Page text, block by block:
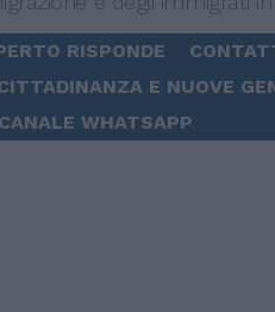
RISPONDE
E NUOVE
CANALE WHATSAPP